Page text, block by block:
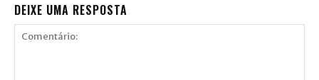
DEIXE UMA RESPOSTA